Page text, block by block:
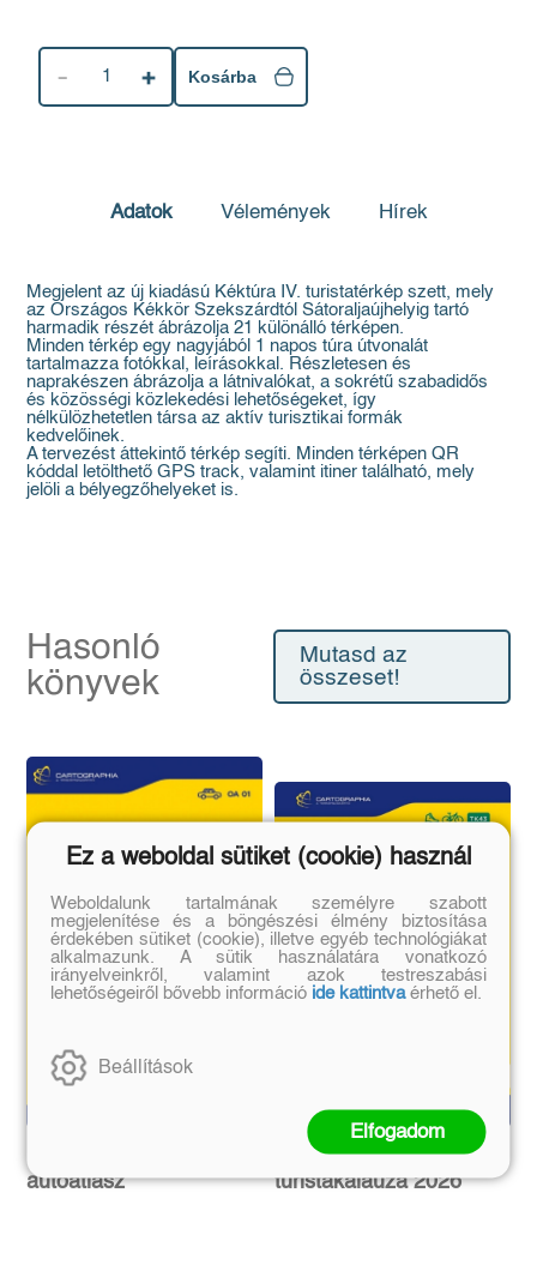
1 Kosárba
Adatok Vélemények Hírek
Megjelent az új kiadású Kéktúra IV. turistatérkép szett, mely
az Országos Kékkör Szekszárdtól Sátoraljaújhelyig tartó
harmadik részét ábrázolja 21 különálló térképen.
Minden térkép egy nagyjából 1 napos túra útvonalát
tartalmazza fotókkal, leírásokkal. Részletesen és
naprakészen ábrázolja a látnivalókat, a sokrétű szabadidős
és közösségi közlekedési lehetőségeket, így
nélkülözhetetlen társa az aktív turisztikai formák
kedvelőinek.
A tervezést áttekintő térkép segíti. Minden térképen QR
kóddal letölthető GPS track, valamint itiner található, mely
jelöli a bélyegzőhelyeket is.
Hasonló
könyvek
Mutasd az
összeset!
autóatlasz
Budai-hegység
turistakalauza 2026
Ez a weboldal sütiket (cookie) használ
Weboldalunk tartalmának személyre szabott
megjelenítése és a böngészési élmény biztosítása
érdekében sütiket (cookie), illetve egyéb technológiákat
alkalmazunk. A sütik használatára vonatkozó
irányelveinkről, valamint azok testreszabási
lehetőségeiről bővebb információ ide kattintvaérhető el.
Beállítások
Elfogadom